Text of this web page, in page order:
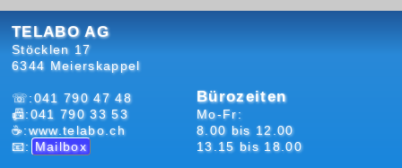
TELABO AG
Stöcklen 17
6344 Meierskappel
☏:041 790 47 48
📠:041 790 33 53
☕:www.telabo.ch
📧: Mailbox
Bürozeiten
Mo-Fr:
8.00 bis 12.00
13.15 bis 18.00